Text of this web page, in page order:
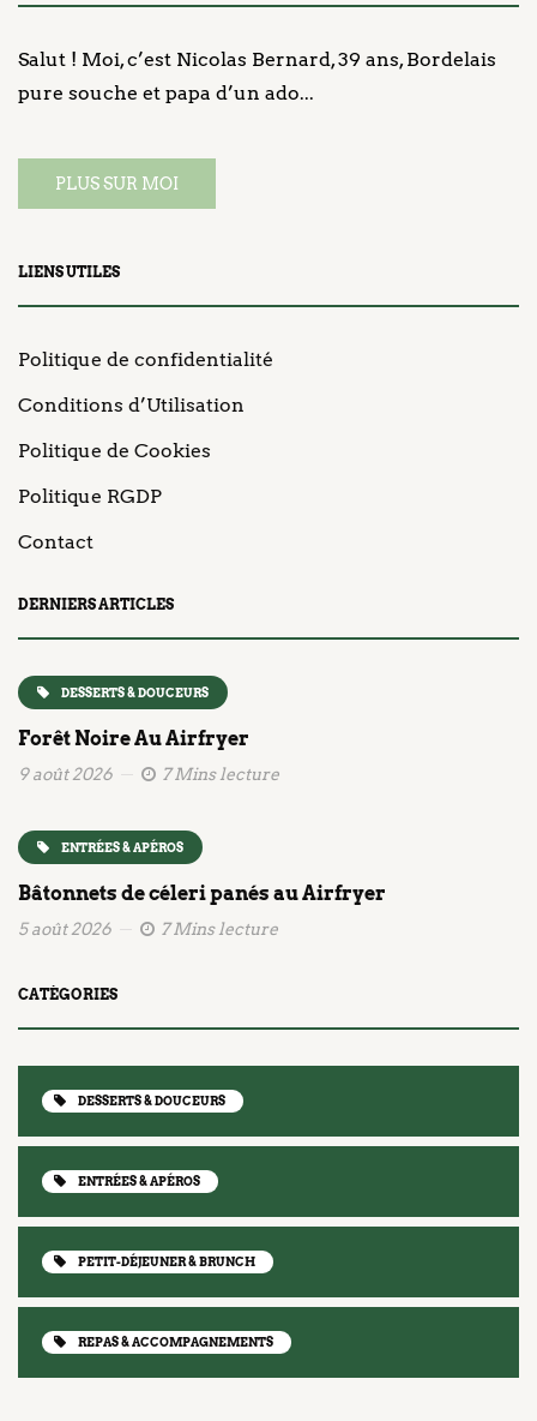
Salut ! Moi, c’est Nicolas Bernard, 39 ans, Bordelais
pure souche et papa d’un ado...
PLUS SUR MOI
LIENS UTILES
Politique de confidentialité
Conditions d’Utilisation
Politique de Cookies
Politique RGDP
Contact
DERNIERS ARTICLES
DESSERTS & DOUCEURS
Forêt Noire Au Airfryer
9 août 2026 7 Mins lecture
ENTRÉES & APÉROS
Bâtonnets de céleri panés au Airfryer
5 août 2026 7 Mins lecture
CATÉGORIES
DESSERTS & DOUCEURS
ENTRÉES & APÉROS
PETIT-DÉJEUNER & BRUNCH
REPAS & ACCOMPAGNEMENTS